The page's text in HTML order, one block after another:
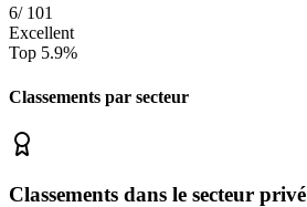
6/ 101
Excellent
Top 5.9%
Classements par secteur
Classements dans le secteur privé